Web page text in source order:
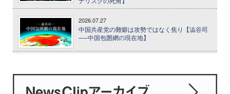
2026.07.27
中国共産党の難癖は攻勢ではなく焦り【澁谷司
──中国包囲網の現在地】